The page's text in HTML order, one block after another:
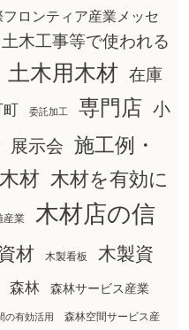
フロンティア産業メッセ
土木工事等で使われる
土木用木材 在庫
町 委託加工 専門店 小
展示会 施工例・
木材 木材を有効に
産業
木材店の信
材 木製看板
木製資
森林 森林サービス産業
の有効活用 森林空間サービス産